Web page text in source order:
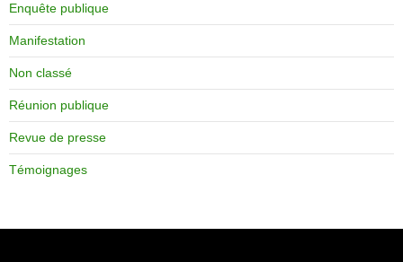
Enquête publique
Manifestation
Non classé
Réunion publique
Revue de presse
Témoignages